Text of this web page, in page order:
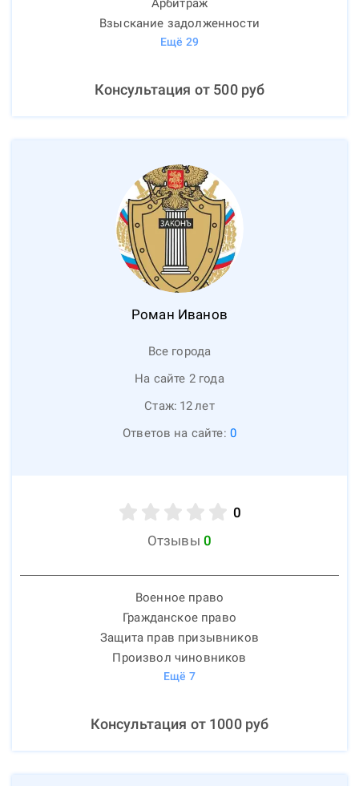
Арбитраж
Взыскание задолженности
Ещё 29
Консультация от 500руб
Роман Иванов
Все города
На сайте 2 года
Стаж: 12лет
Ответов на сайте: 0
0
Отзывы 0
Военное право
Гражданское право
Защита прав призывников
Произвол чиновников
Ещё 7
Консультация от 1000руб